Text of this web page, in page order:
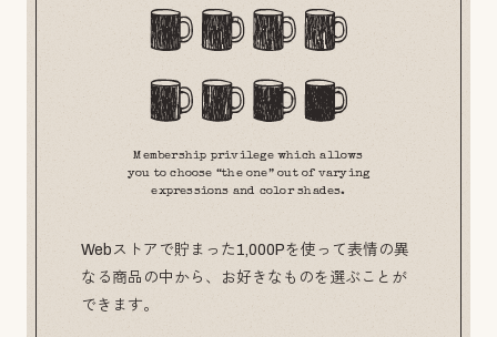
Membership privilege which allows
you to choose “the one” out of varying
expressions and color shades.
Webストアで貯まった1,000Pを使って表情の異
なる商品の中から、お好きなものを選ぶことが
できます。